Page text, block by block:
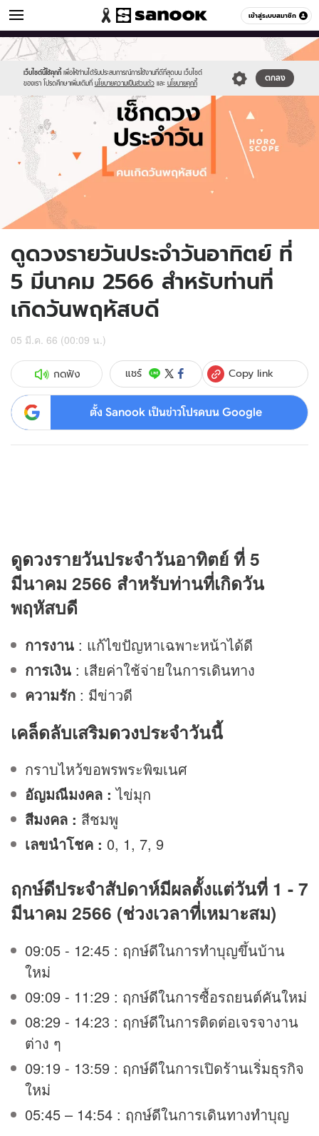
เข้าสู่ระบบสมาชิก
ดูดวง หมวดอื่นๆ
เว็บไซต์นี้ใช้คุกกี้ เพื่อให้ท่านได้รับประสบการณ์การใช้งานที่ดีที่สุดบน เว็บไซต์
ของเรา โปรดศึกษาเพิ่มเติมที่ นโยบายความเป็นส่วนตัว และ นโยบายคุกกี้
ตกลง
Sanook
//s.isanook.com/sr/0/images/logo-
new-
sanook.png
600
60
//s.isanook.com/ho/0/ud/fxd/day/daily-
horoscope-
thursday.jpg
ดูดวงรายวันประจำวันอาทิตย์ ที่
5 มีนาคม 2566 สำหรับท่านที่
เกิดวันพฤหัสบดี
05 มี.ค. 66 (00:09 น.)
กดฟัง แชร์ Copy link
ตั้ง Sanook เป็นข่าวโปรดบน Google
ดูดวงรายวันประจำวันอาทิตย์ ที่ 5
มีนาคม 2566 สำหรับท่านที่เกิดวัน
พฤหัสบดี
การงาน : แก้ไขปัญหาเฉพาะหน้าได้ดี
การเงิน : เสียค่าใช้จ่ายในการเดินทาง
ความรัก : มีข่าวดี
เคล็ดลับเสริมดวงประจำวันนี้
กราบไหว้ขอพรพระพิฆเนศ
อัญมณีมงคล :ไข่มุก
สีมงคล : สีชมพู
เลขนำโชค : 0, 1, 7, 9
ฤกษ์ดีประจำสัปดาห์มีผลตั้งแต่วันที่ 1 - 7
มีนาคม 2566 (ช่วงเวลาที่เหมาะสม)
09:05 - 12:45 : ฤกษ์ดีในการทำบุญขึ้นบ้าน
ใหม่
09:09 - 11:29 : ฤกษ์ดีในการซื้อรถยนต์คันใหม่
08:29 - 14:23 : ฤกษ์ดีในการติดต่อเจรจางาน
ต่าง ๆ
09:19 - 13:59 : ฤกษ์ดีในการเปิดร้านเริ่มธุรกิจ
ใหม่
05:45 – 14:54 : ฤกษ์ดีในการเดินทางทำบุญ